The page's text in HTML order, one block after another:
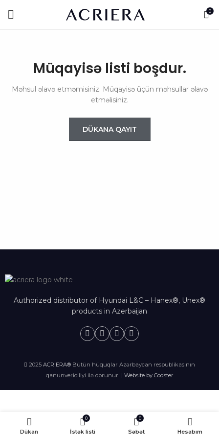
0
Müqayisə listi boşdur.
Məhsul əlavə etməmisiniz. Müqayisə üçün məhsullar əlavə
etməlisiniz.
DÜKANA QAYIT
Authorized distributor of Hyundai L&C – Hanex®, Unex®
products in Azerbaijan
2025 ACRIERA® Bütün hüquqlar Azərbaycan respublikasının
qanunvericiliyi ilə qorunur | Website by Codster
Dükan
0
İstək listi
0
Səbət Hesabım